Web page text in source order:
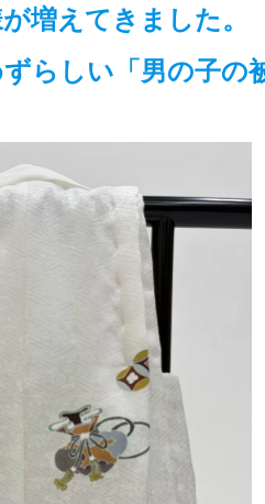
増えてきました。
らしい「男の子の